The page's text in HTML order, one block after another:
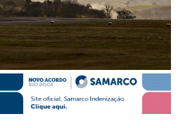
FOTO: BH Airport